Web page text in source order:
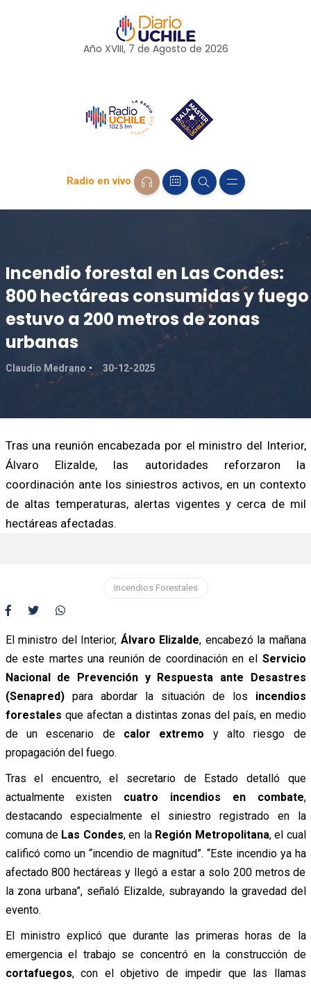
Año XVIII, 7 de Agosto de 2026
Radio en vivo
Incendio forestal en Las Condes:
800 hectáreas consumidas y fuego
estuvo a 200 metros de zonas
urbanas
Claudio Medrano 30-12-2025
Tras una reunión encabezada por el ministro del Interior,
Álvaro Elizalde, las autoridades reforzaron la
coordinación ante los siniestros activos, en un contexto
de altas temperaturas, alertas vigentes y cerca de mil
hectáreas afectadas.
Incendios Forestales
El ministro del Interior, Álvaro Elizalde, encabezó la mañana
de este martes una reunión de coordinación en el Servicio
Nacional de Prevención y Respuesta ante Desastres
(Senapred)para abordar la situación de los incendios
forestales que afectan a distintas zonas del país, en medio
de un escenario de calor extremo y alto riesgo de
propagación del fuego.
Tras el encuentro, el secretario de Estado detalló que
actualmente existen cuatro incendios en combate,
destacando especialmente el siniestro registrado en la
comuna de Las Condes, en la Región Metropolitana, el cual
calificó como un “incendio de magnitud”. “Este incendio ya ha
afectado 800 hectáreas y llegó a estar a solo 200 metros de
la zona urbana”, señaló Elizalde, subrayando la gravedad del
evento.
El ministro explicó que durante las primeras horas de la
emergencia el trabajo se concentró en la construcción de
cortafuegos, con el objetivo de impedir que las llamas